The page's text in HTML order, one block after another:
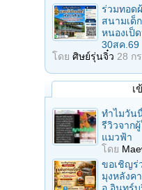
ร่วมทอด
สนามเด็
หนองเป็
30สค.69
โดย ศิษย์รุ่นจิ๋ว 28 ก
เ
ทำไมวัน
รีวิวจาก
แมวฟ้า
โดย
ขอเชิญร่
มุงหลังค
อ.อินทร์บุ